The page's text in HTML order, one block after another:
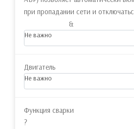
при пропадании сети и
&
Не важно
Двигатель
Не важно
Функция сварки
?